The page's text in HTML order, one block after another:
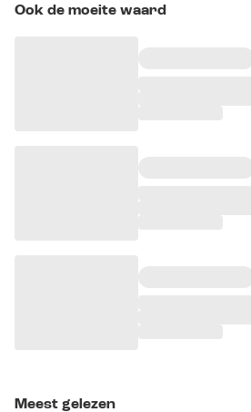
Ook de moeite waard
Meest gelezen